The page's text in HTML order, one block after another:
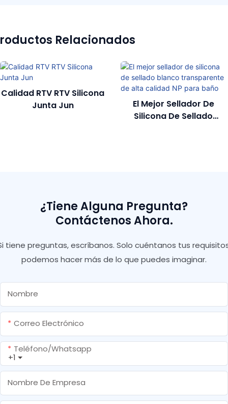
Relacionados
Calidad RTV RTV Silicona
Junta Jun
El Mejor Sellador De
Silicona De Sellado
¿Tiene Alguna Pregunta?
Contáctenos Ahora.
tiene preguntas, escríbanos. Solo cuéntanos tus
podemos hacer más de lo que puedes imaginar.
Nombre
Correo Electrónico
+1
Teléfono/whatsapp
Nombre De Empresa